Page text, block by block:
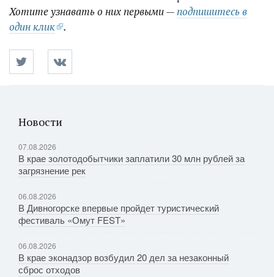
Хотите узнавать о них первыми —подпишитесь в
один клик
.
Новости
07.08.2026
В крае золотодобытчики заплатили 30 млн рублей за
загрязнение рек
06.08.2026
В Дивногорске впервые пройдет туристический
фестиваль «Омут FEST»
06.08.2026
В крае эконадзор возбудил 20 дел за незаконный
сброс отходов